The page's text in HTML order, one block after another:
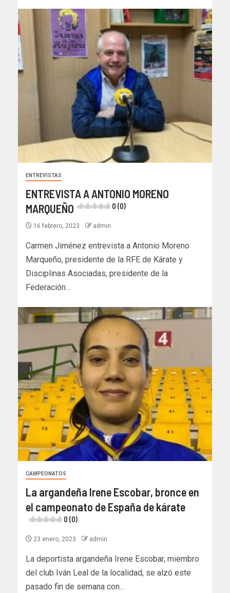
ENTREVISTAS
ENTREVISTA A ANTONIO MORENO
MARQUEÑO
0 (0)
16 febrero, 2023 admin
Carmen Jiménez entrevista a Antonio Moreno
Marqueño, presidente de la RFE de Kárate y
Disciplinas Asociadas, presidente de la
Federación...
CAMPEONATOS
La argandeña Irene Escobar, bronce en
el campeonato de España de kárate
0 (0)
23 enero, 2023 admin
La deportista argandeña Irene Escobar, miembro
del club Iván Leal de la localidad, se alzó este
pasado fin de semana con...